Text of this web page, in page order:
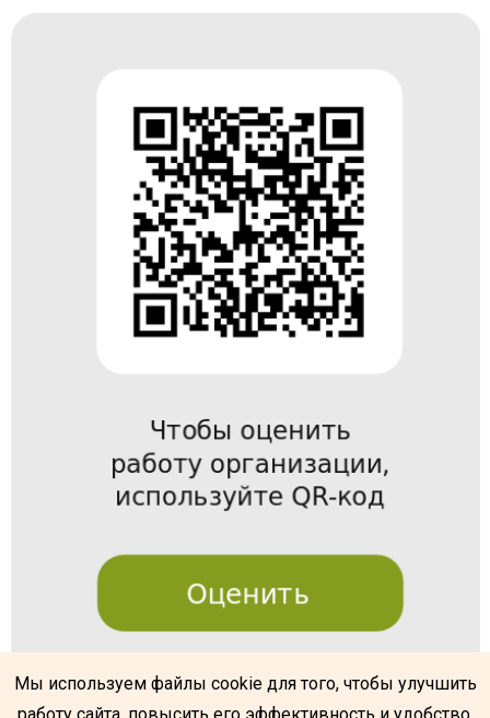
Мы используем файлы cookie для того, чтобы улучшить